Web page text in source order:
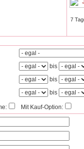
7
bis
bis
bis
Mit Kauf-Option: